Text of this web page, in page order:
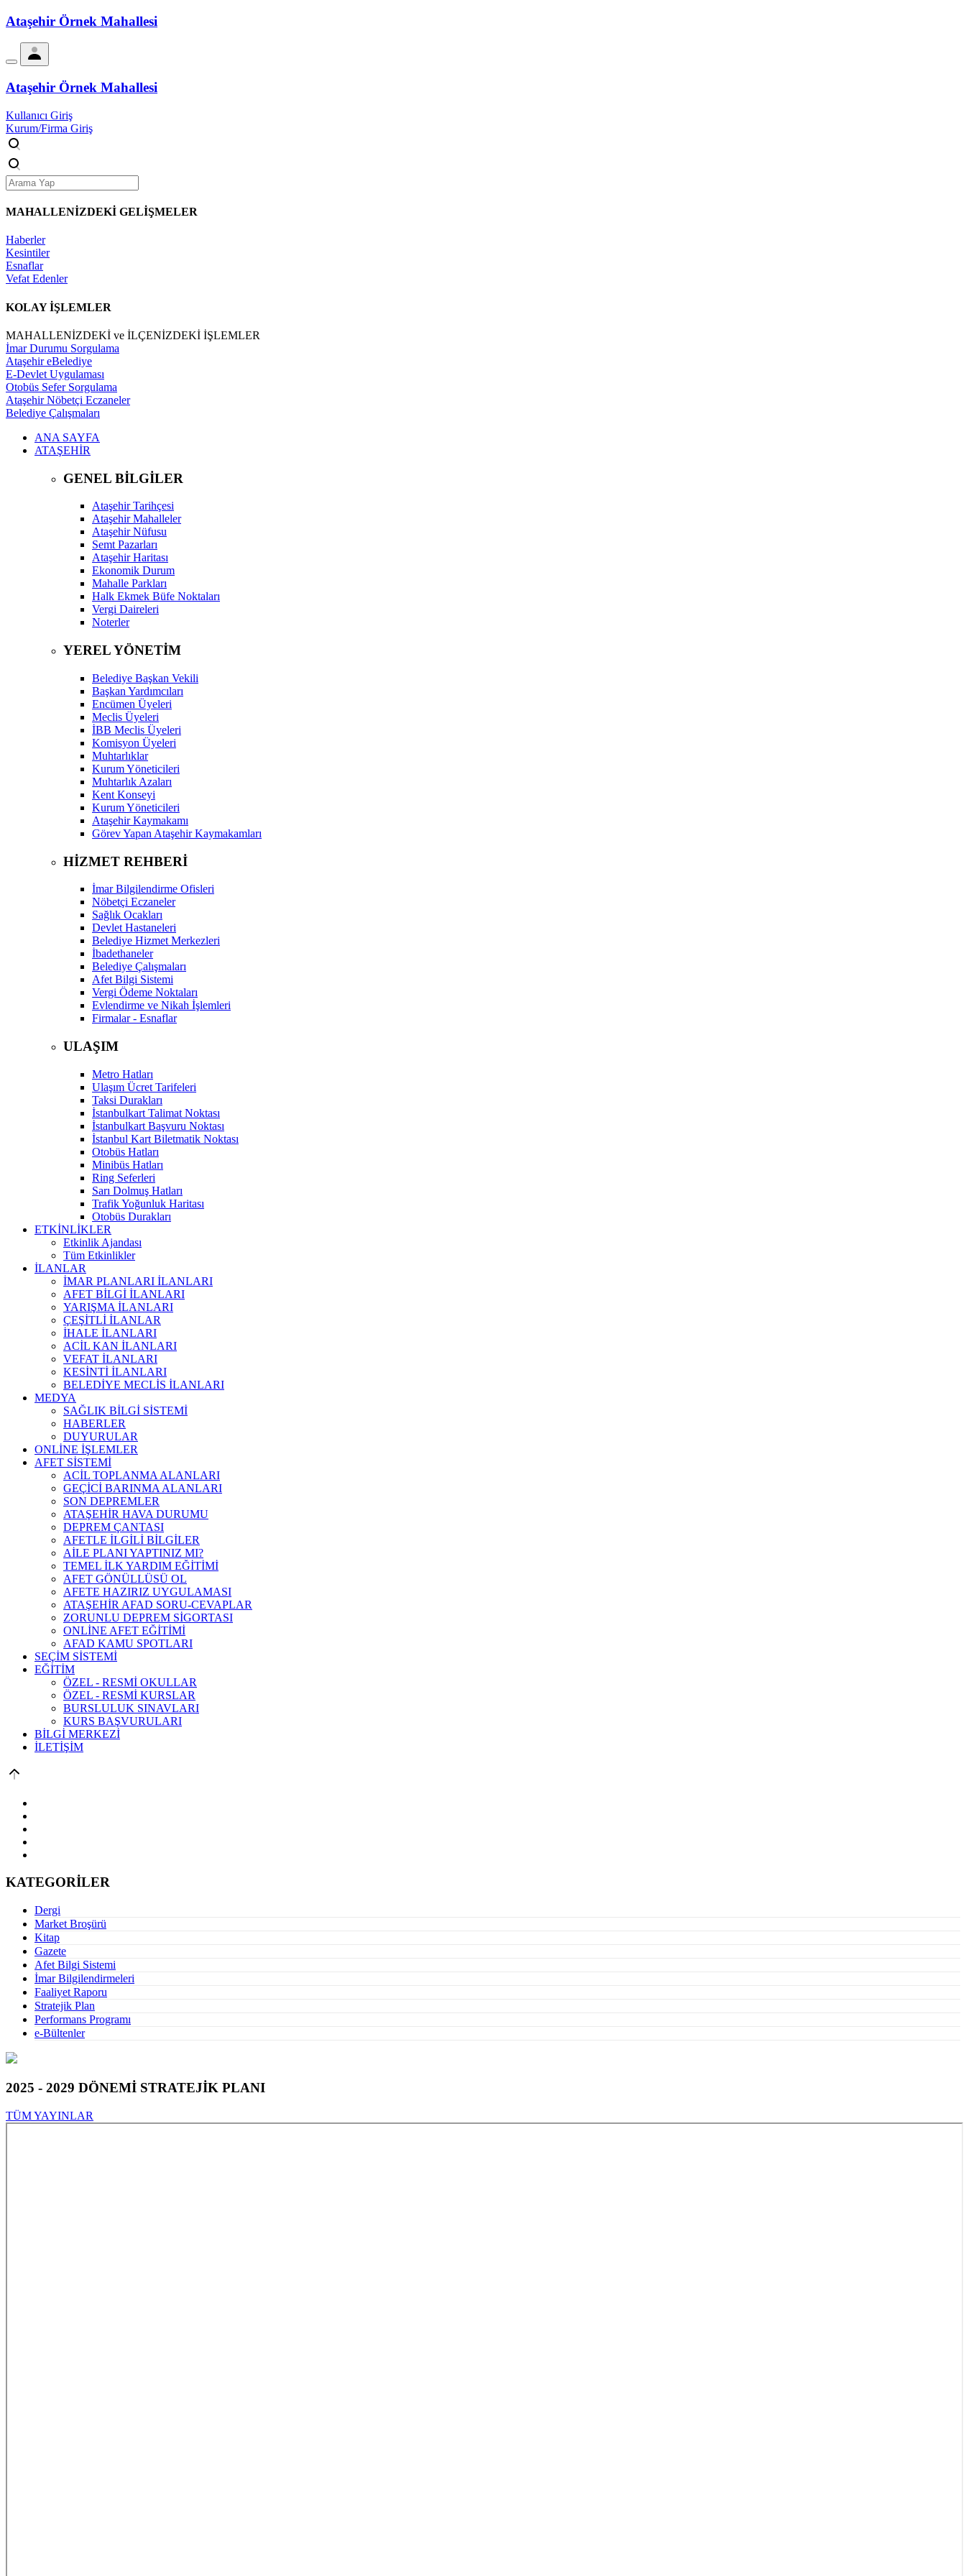
Ataşehir Örnek Mahallesi
Ataşehir Örnek Mahallesi
Kullanıcı Giriş
Kurum/Firma Giriş
MAHALLENİZDEKİ GELİŞMELER
Haberler
Kesintiler
Esnaflar
Vefat Edenler
KOLAY İŞLEMLER
MAHALLENİZDEKİ ve İLÇENİZDEKİ İŞLEMLER
İmar Durumu Sorgulama
Ataşehir eBelediye
E-Devlet Uygulaması
Otobüs Sefer Sorgulama
Ataşehir Nöbetçi Eczaneler
Belediye Çalışmaları
ANA SAYFA
ATAŞEHİR
GENEL BİLGİLER
Ataşehir Tarihçesi
Ataşehir Mahalleler
Ataşehir Nüfusu
Semt Pazarları
Ataşehir Haritası
Ekonomik Durum
Mahalle Parkları
Halk Ekmek Büfe Noktaları
Vergi Daireleri
Noterler
YEREL YÖNETİM
Belediye Başkan Vekili
Başkan Yardımcıları
Encümen Üyeleri
Meclis Üyeleri
İBB Meclis Üyeleri
Komisyon Üyeleri
Muhtarlıklar
Kurum Yöneticileri
Muhtarlık Azaları
Kent Konseyi
Kurum Yöneticileri
Ataşehir Kaymakamı
Görev Yapan Ataşehir Kaymakamları
HİZMET REHBERİ
İmar Bilgilendirme Ofisleri
Nöbetçi Eczaneler
Sağlık Ocakları
Devlet Hastaneleri
Belediye Hizmet Merkezleri
İbadethaneler
Belediye Çalışmaları
Afet Bilgi Sistemi
Vergi Ödeme Noktaları
Evlendirme ve Nikah İşlemleri
Firmalar - Esnaflar
ULAŞIM
Metro Hatları
Ulaşım Ücret Tarifeleri
Taksi Durakları
İstanbulkart Talimat Noktası
İstanbulkart Başvuru Noktası
İstanbul Kart Biletmatik Noktası
Otobüs Hatları
Minibüs Hatları
Ring Seferleri
Sarı Dolmuş Hatları
Trafik Yoğunluk Haritası
Otobüs Durakları
ETKİNLİKLER
Etkinlik Ajandası
Tüm Etkinlikler
İLANLAR
İMAR PLANLARI İLANLARI
AFET BİLGİ İLANLARI
YARIŞMA İLANLARI
ÇEŞİTLİ İLANLAR
İHALE İLANLARI
ACİL KAN İLANLARI
VEFAT İLANLARI
KESİNTİ İLANLARI
BELEDİYE MECLİS İLANLARI
MEDYA
SAĞLIK BİLGİ SİSTEMİ
HABERLER
DUYURULAR
ONLİNE İŞLEMLER
AFET SİSTEMİ
ACİL TOPLANMA ALANLARI
GEÇİCİ BARINMA ALANLARI
SON DEPREMLER
ATAŞEHİR HAVA DURUMU
DEPREM ÇANTASI
AFETLE İLGİLİ BİLGİLER
AİLE PLANI YAPTINIZ MI?
TEMEL İLK YARDIM EĞİTİMİ
AFET GÖNÜLLÜSÜ OL
AFETE HAZIRIZ UYGULAMASI
ATAŞEHİR AFAD SORU-CEVAPLAR
ZORUNLU DEPREM SİGORTASI
ONLİNE AFET EĞİTİMİ
AFAD KAMU SPOTLARI
SEÇİM SİSTEMİ
EĞİTİM
ÖZEL - RESMİ OKULLAR
ÖZEL - RESMİ KURSLAR
BURSLULUK SINAVLARI
KURS BAŞVURULARI
BİLGİ MERKEZİ
İLETİŞİM
KATEGORİLER
Dergi
Market Broşürü
Kitap
Gazete
Afet Bilgi Sistemi
İmar Bilgilendirmeleri
Faaliyet Raporu
Stratejik Plan
Performans Programı
e-Bültenler
2025 - 2029 DÖNEMİ STRATEJİK PLANI
TÜM YAYINLAR